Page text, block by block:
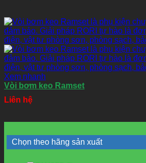
Xem nhanh
Vòi bơm keo Ramset
Liên hệ
Chọn theo hãng sản xuất